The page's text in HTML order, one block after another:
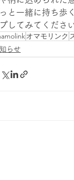
と一緒に持ち歩
してみてくださ
オマモリンク
らせ